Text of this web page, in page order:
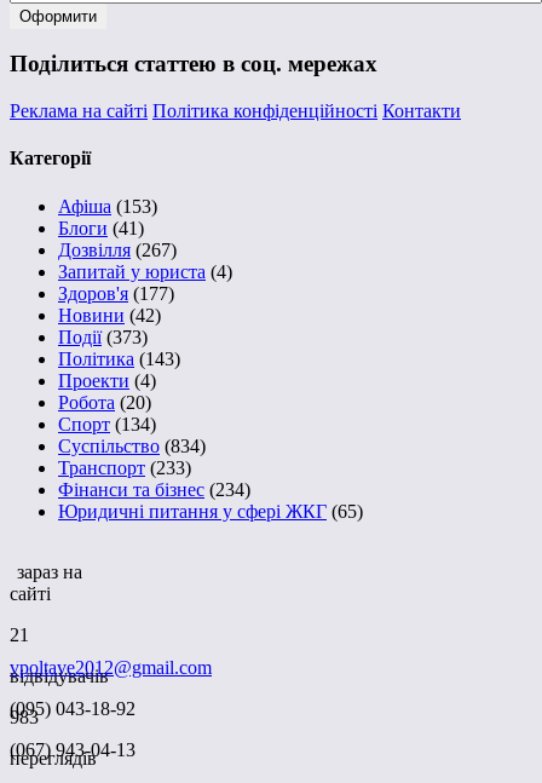
Поділиться статтею в соц. мережах
Реклама на сайті Політика конфіденційності Контакти
Категорії
Афіша (153)
Блоги (41)
Дозвілля (267)
Запитай у юриста (4)
Здоров'я (177)
Новини (42)
Події(373)
Політика (143)
Проекти (4)
Робота (20)
Спорт (134)
Суспільство (834)
Транспорт (233)
Фінанси та бізнес (234)
Юридичні питання у сфері ЖКГ (65)
зараз на
сайті
21
відвідувачів
983
переглядів
vpoltave2012@gmail.com
(095) 043-18-92
(067) 943-04-13